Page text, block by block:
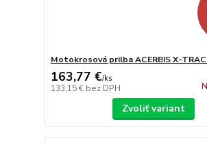
Motokrosová prilba ACERBIS X-
163,77 €/ks
133,15 € bez DPH
Zvoliť variant